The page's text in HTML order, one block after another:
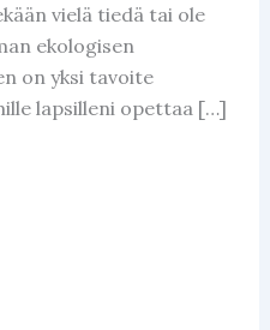
vielä tiedä tai ole
ekologisen
on yksi tavoite
lapsilleni opettaa […]